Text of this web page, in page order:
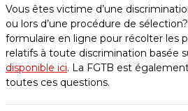
Vous êtes victime d’une
ou lors d’une procédure de sélection?
formulaire en ligne pour récolter les
relatifs à toute discrimination basée
disponible ici. La FGTB est
toutes ces questions.